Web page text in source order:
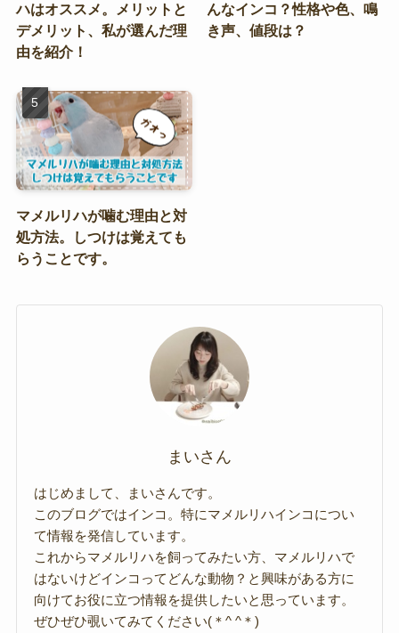
ハはオススメ。メリットと
デメリット、私が選んだ理
由を紹介！
んなインコ？性格や色、鳴
き声、値段は？
マメルリハが噛む理由と対
処方法。しつけは覚えても
らうことです。
まいさん
はじめまして、まいさんです。
このブログではインコ。特にマメルリハインコについ
て情報を発信しています。
これからマメルリハを飼ってみたい方、マメルリハで
はないけどインコってどんな動物？と興味がある方に
向けてお役に立つ情報を提供したいと思っています。
ぜひぜひ覗いてみてください(＊^ ^＊)